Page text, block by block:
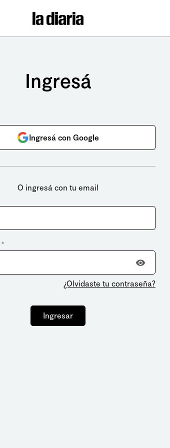
Ingresá
Ingresá con Google
O ingresá con tu email
*
¿Olvidaste tu contraseña?
Ingresar